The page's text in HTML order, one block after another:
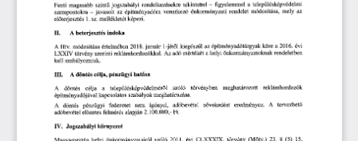
Fenti
  magasabb
  szintű
  jogszabályi
  rendelkezésekre
  tekintettel
  -   figyelemmel
  a  településképvédelmi
szempontokra
  -  javasolt
  az
  építményadóra
  vonatkozó
  önkormányzati
  rendelet
  módosítása,
  mely
  az
előterjesztés
  1.
sz.
  mellékletét
  képezi.
II.
       A
  beterjesztés
  indoka
A  Htv.
  módosítása
  értelmében
  2018.
január
  l-jétől
  kiegészül
  az
  építményadótárgyak
  köre
  a  2016.
  évi
LXXIV
  törvény
  szerinti
  reklámhordozókkal.
  Az
  adó
mértékét
  a helyi
  önkormányzatoknak
  rendeletben
kell
  szabályozniuk.
III.
     A
döntés
  célja,
  pénzügyi
  hatása
A    döntés
    célja
    a
    településképvédelméről
     szóló
    törvényben
    meghatározott
     reklámhordozók
építményadójával
  kapcsolatos
  szabályok
  meghatározása.
A   döntés
   pénzügyi
   fedezetet
   nem
   igényel,
   adóbevétel
   növekedést
    eredményez.
   A
    tervezhető
adóbevétel
  előzetes
felmérés alapján 2.100.000,-
  Ft.
IV.
   Jogszabályi
  környezet
Magyarország
  helyi
  önkormányzatairól
   szóló
  2011.
  évi
  CLXXXIX.
  törvény
  (Mötv.)
  23.
  §
  (5)
   15.